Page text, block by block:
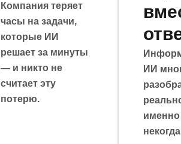
Компания теряет
часы на задачи,
которые ИИ
решает за минуты
— и никто не
считает эту
потерю.
ИИ